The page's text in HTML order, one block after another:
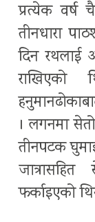
प्रत्येक वर्ष
तीनधारा
दिन रथलाई
राखिएको
। लगनमा
तीनपटक
फर्काइएको